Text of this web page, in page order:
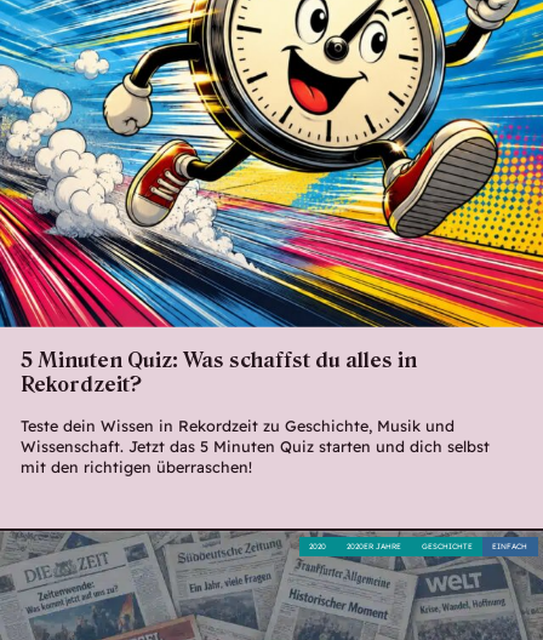
5 Minuten Quiz: Was schaffst du alles in
Rekordzeit?
Teste dein Wissen in Rekordzeit zu Geschichte, Musik und
Wissenschaft. Jetzt das 5 Minuten Quiz starten und dich selbst
mit den richtigen überraschen!
EINFACH
GESCHICHTE
2020ER JAHRE
2020